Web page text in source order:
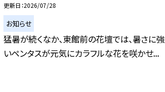
更新日 2026/07/28
お知らせ
猛暑が続くなか、東館前の花壇では、暑さに強
いペンタスが元気にカラフルな花を咲かせ...